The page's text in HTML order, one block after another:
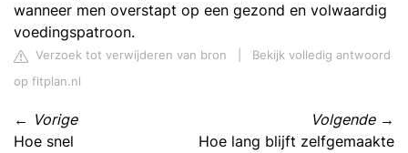
wanneer men overstapt op een gezond en volwaardig
voedingspatroon.
Verzoek tot verwijderen van bron
Bekijk volledig antwoord
op fitplan.nl
← Vorige
Hoe snel
Volgende→
Hoe lang blijft zelfgemaakte